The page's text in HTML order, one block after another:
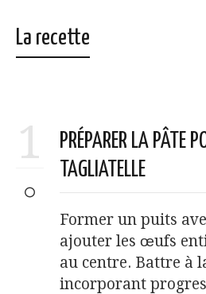
La recette
1
PRÉPARER LA PÂTE
TAGLIATELLE
Former un puits
ajouter les œufs
au centre. Battre à
incorporant